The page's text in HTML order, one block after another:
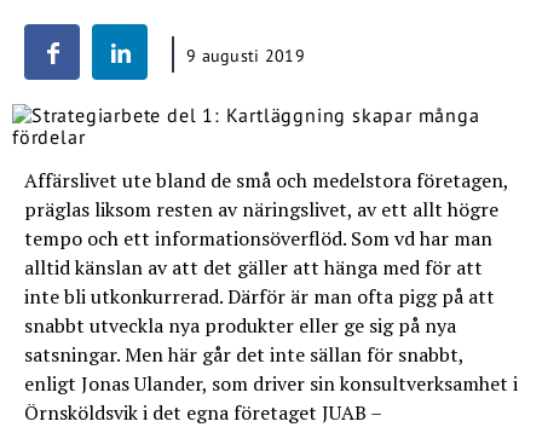
9 augusti 2019
Affärslivet ute bland de små och medelstora företagen,
präglas liksom resten av näringslivet, av ett allt högre
tempo och ett informationsöverflöd. Som vd har man
alltid känslan av att det gäller att hänga med för att
inte bli utkonkurrerad. Därför är man ofta pigg på att
snabbt utveckla nya produkter eller ge sig på nya
satsningar. Men här går det inte sällan för snabbt,
enligt Jonas Ulander, som driver sin konsultverksamhet i
Örnsköldsvik i det egna företaget JUAB –